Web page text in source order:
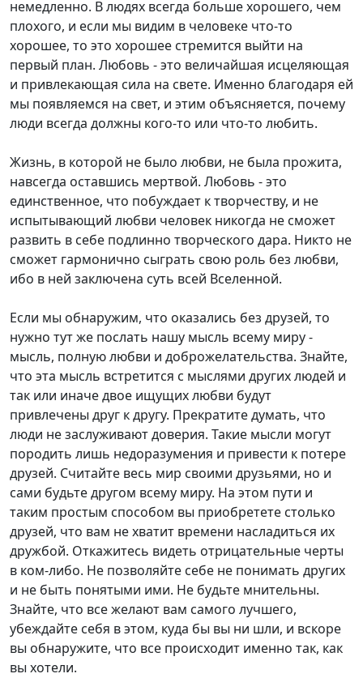
немедленно. В людях всегда больше хорошего, чем
плохого, и если мы видим в человеке что-то
хорошее, то это хорошее стремится выйти на
первый план. Любовь - это величайшая исцеляющая
и привлекающая сила на свете. Именно благодаря ей
мы появляемся на свет, и этим объясняется, почему
люди всегда должны кого-то или что-то любить.
Жизнь, в которой не было любви, не была прожита,
навсегда оставшись мертвой. Любовь - это
единственное, что побуждает к творчеству, и не
испытывающий любви человек никогда не сможет
развить в себе подлинно творческого дара. Никто не
сможет гармонично сыграть свою роль без любви,
ибо в ней заключена суть всей Вселенной.
Если мы обнаружим, что оказались без друзей, то
нужно тут же послать нашу мысль всему миру -
мысль, полную любви и доброжелательства. Знайте,
что эта мысль встретится с мыслями других людей и
так или иначе двое ищущих любви будут
привлечены друг к другу. Прекратите думать, что
люди не заслуживают доверия. Такие мысли могут
породить лишь недоразумения и привести к потере
друзей. Считайте весь мир своими друзьями, но и
сами будьте другом всему миру. На этом пути и
таким простым способом вы приобретете столько
друзей, что вам не хватит времени насладиться их
дружбой. Откажитесь видеть отрицательные черты
в ком-либо. Не позволяйте себе не понимать других
и не быть понятыми ими. Не будьте мнительны.
Знайте, что все желают вам самого лучшего,
убеждайте себя в этом, куда бы вы ни шли, и вскоре
вы обнаружите, что все происходит именно так, как
вы хотели.